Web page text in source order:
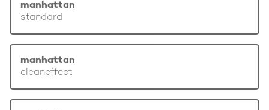
manhattan
standard
manhattan
cleaneffect